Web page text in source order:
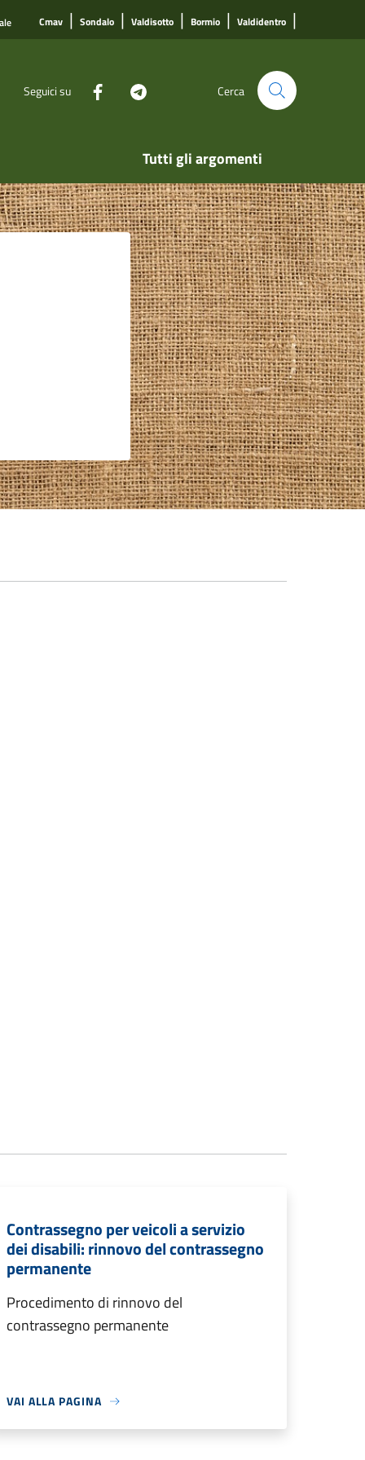
Cmav | Sondalo | Valdisotto | Bormio | Valdidentro |
Seguici su Cerca
Tutti gli argomenti
Contrassegno per veicoli a servizio
dei disabili: rinnovo del contrassegno
permanente
Procedimento di rinnovo del
contrassegno permanente
VAI ALLA PAGINA